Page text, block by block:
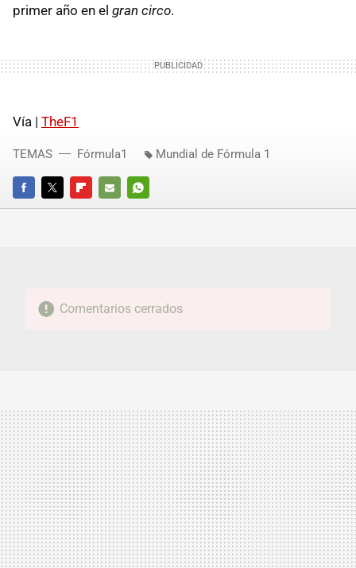
primer año en el gran circo.
Vía | TheF1
FACEBOOKTWITTERFLIPBOARD
E-
WHATSAPP
TEMAS Fórmula1 Mundial de Fórmula 1
Comentarios cerrados